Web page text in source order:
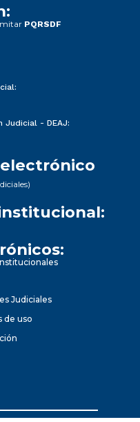
PQRSDF
Judicial - DEAJ:
Judiciales
de uso